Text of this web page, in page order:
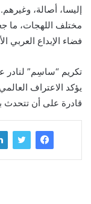
إليسا، أصالة،
مختلف اللهجات، ما
فضاء الإبداع العربي
تكريم “ساسِم” لنادر
يؤكد الاعتراف
قادرة على أن تتحدث